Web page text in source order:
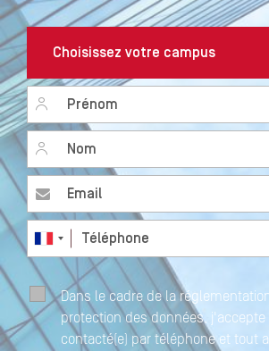
Prénom *
Nom
Email *
Téléphone*
Dans le cadre de la
protection des données, j'accepte
contacté(e) par téléphone et tout